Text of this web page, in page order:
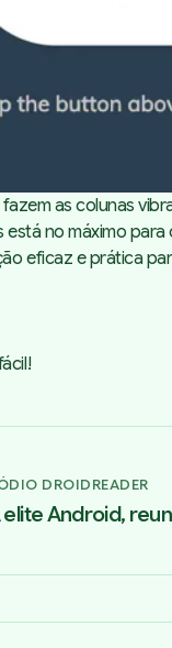
as colunas
no máximo
eficaz e prática
DROIDREADER
elite Android,